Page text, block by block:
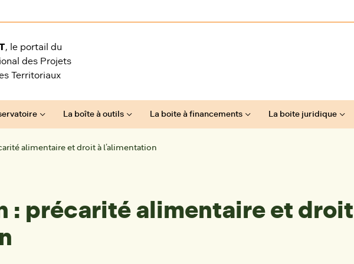
, le portail du
des Projets
Territoriaux
La boîte à outils La boite à financements La boite juridique
alimentaire et droit à l’alimentation
: précarité alimentaire et